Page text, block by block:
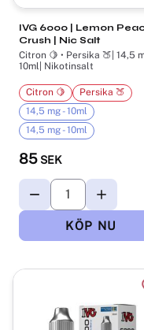
IVG 6000 | Lemon
Crush | Nic Salt
Citron 🍋 • Persika 🍑| 14,5
10ml| Nikotinsalt
85 SEK
Citron 🍋
Persika 🍑
14,5 mg - 10ml
14,5 mg - 10ml